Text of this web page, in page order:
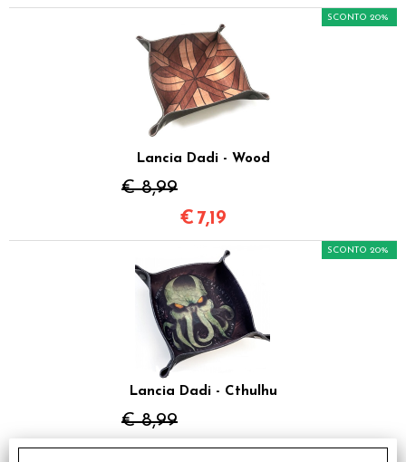
Lancia Dadi - Wood
€ 8,99
SCONTO 20%
€ 7,19
Lancia Dadi - Cthulhu
€ 8,99
SCONTO 20%
€7,19